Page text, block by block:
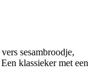
sesambroodje,
klassieker met een